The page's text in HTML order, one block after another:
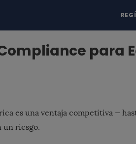
para
es una ventaja competitiva —
un riesgo.